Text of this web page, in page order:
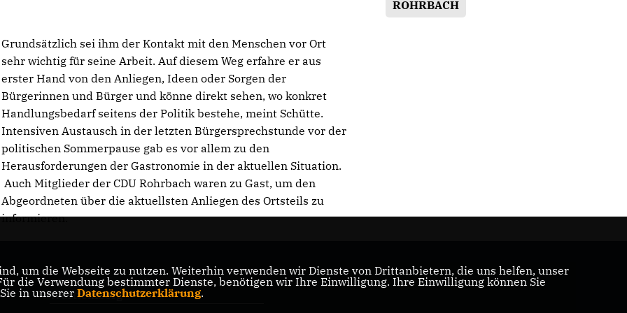
Grundsätzlich sei ihm der Kontakt mit den Menschen vor Ort
sehr wichtig für seine Arbeit. Auf diesem Weg erfahre er aus
erster Hand von den Anliegen, Ideen oder Sorgen der
Bürgerinnen und Bürger und könne direkt sehen, wo konkret
Handlungsbedarf seitens der Politik bestehe, meint Schütte.
Intensiven Austausch in der letzten Bürgersprechstunde vor der
politischen Sommerpause gab es vor allem zu den
Herausforderungen der Gastronomie in der aktuellen Situation.
Auch Mitglieder der CDU Rohrbach waren zu Gast, um den
Abgeordneten über die aktuellsten Anliegen des Ortsteils zu
informieren.
ROHRBACH
CDU-Landtagsfraktion Baden-
Württemberg
um die Webseite zu nutzen. Weiterhin verwenden wir Dienste von Drittanbietern, die uns helfen, unser
die Verwendung bestimmter Dienste, benötigen wir Ihre Einwilligung. Ihre Einwilligung können Sie
in unserer Datenschutzerklärung.